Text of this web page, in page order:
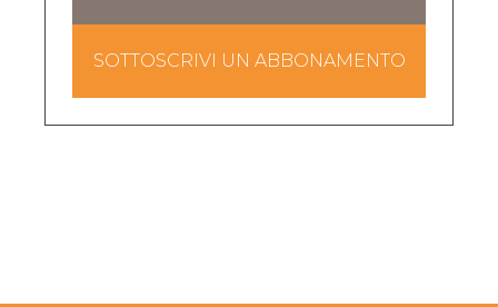
SOTTOSCRIVI UN ABBONAMENTO